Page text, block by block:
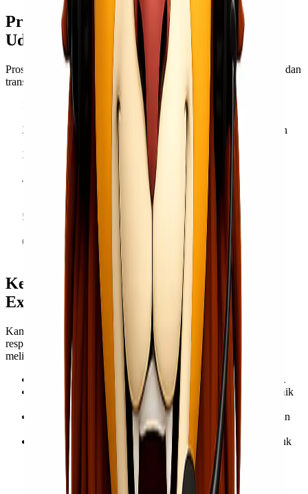
Proses Pengiriman Cargo Laut dan
Udara di Lionel Express
Proses pengiriman barang melalui Lionel Express
sangat mudah dan
transparan:
Konsultasi Kebutuhan Pengiriman
– Hubungi tim kami
untuk mendapatkan saran layanan terbaik.
Penentuan Moda Transportasi
– Pilih antara pengiriman
laut atau udara sesuai kebutuhan.
Pengemasan dan Labeling Barang
– Pastikan barang
dikemas dengan baik dan diberi label pengiriman.
Proses Pengangkutan ke Pelabuhan atau Bandara
Lionel Express akan menangani pengiriman dari titik
pengambilan hingga tujuan.
Pelacakan Pengiriman
– Gunakan sistem tracking untuk
memantau barang hingga sampai ke tangan penerima.
Konfirmasi Penerimaan
– Pastikan penerima telah
menerima barang dalam kondisi baik.
Keunggulan Layanan Pelanggan Lionel
Express
Kami mengutamakan kepuasan pelanggan dengan layanan yang
responsif dan profesional. Keunggulan layanan pelanggan kami
meliputi:
Customer service 24/7
: Siap membantu kamu kapan saja.
Layanan konsultasi gratis
: Bantu menentukan opsi terbaik
sesuai kebutuhan pengiriman.
Update status pengiriman secara real-time
: Memberikan
transparansi dalam setiap tahap perjalanan barang kamu.
Jaminan pengiriman tepat waktu: Komitmen kami untuk
memberikan layanan terbaik bagi pelanggan.